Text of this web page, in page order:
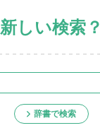
新しい検索？
辞書で検索